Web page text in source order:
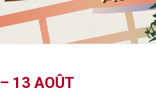
13 AOÛT